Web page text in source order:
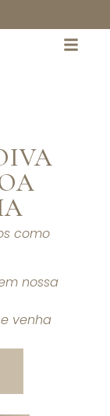
como
nossa
venha